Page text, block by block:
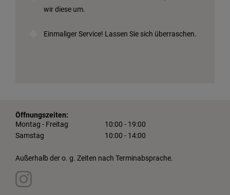
wir diese um.
Einmaliger Service! Lassen Sie sich überraschen.
Öffnungszeiten:
Montag - Freitag
10:00 - 19:00
Samstag
10:00 - 14:00
Außerhalb der o. g. Zeiten nach Terminabsprache.